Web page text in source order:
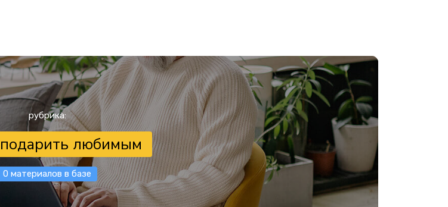
рубрика:
любимым
0 материалов в базе